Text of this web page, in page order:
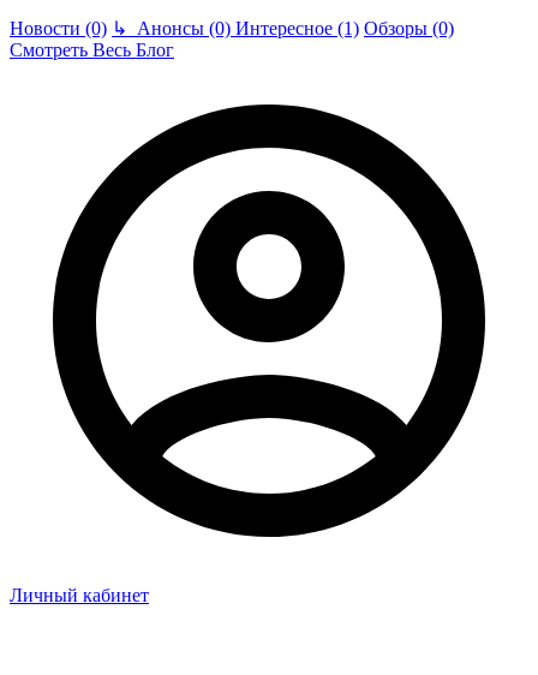
Новости (0) ↳ Анонсы (0) Интересное (1) Обзоры (0)
Смотреть Весь Блог
Личный кабинет